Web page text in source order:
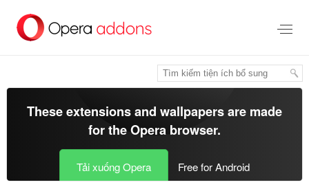
đến
These extensions and wallpapers are made
for theOpera browser.
Tải xuống Opera Free for Android